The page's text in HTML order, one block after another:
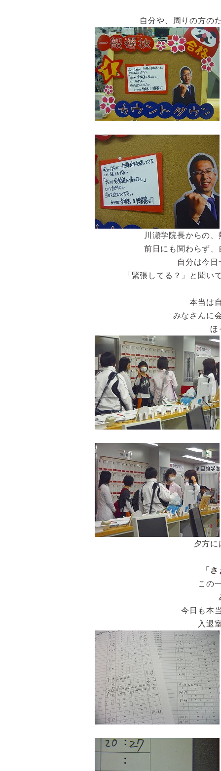
自分や、周りの方の
川瀬学院長からの
前日にも関わらず
自分は今
「緊張してる？」と聞
本当は
みなさんに
ほ
夕方
「
この
今日も本
入退